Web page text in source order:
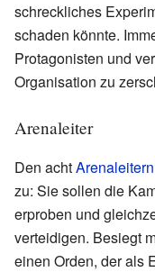
schreckliches
schaden könnte.
Protagonisten und
Organisation zu
Arenaleiter
Den achtArenaleitern
zu: Sie sollen die
erproben und
verteidigen. Besiegt
einen Orden, der als